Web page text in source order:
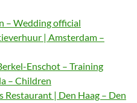
– Wedding official
| Amsterdam –
Enschot – Training
– Children
Restaurant | Den Haag – Den